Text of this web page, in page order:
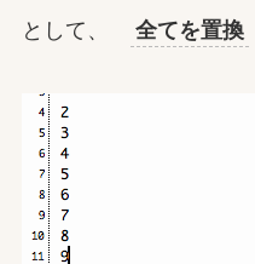
として、 全てを置換